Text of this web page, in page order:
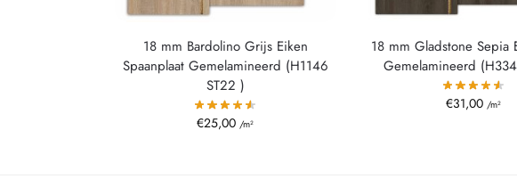
18 mm Bardolino Grijs Eiken
Spaanplaat Gemelamineerd (H1146
ST22 )
€25,00 /m²
18 mm Gladstone Sepia
Gemelamineerd
€31,00 /m²